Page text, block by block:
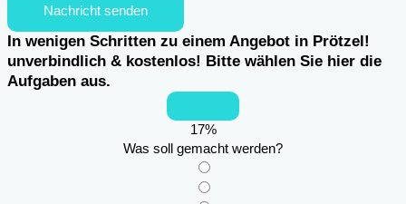
Nachricht senden
In wenigen Schritten zu einem Angebot in Prötzel!
unverbindlich & kostenlos! Bitte wählen Sie hier die
Aufgaben aus.
17%
Was soll gemacht werden?